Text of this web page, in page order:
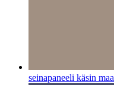
seinapaneeli käsin